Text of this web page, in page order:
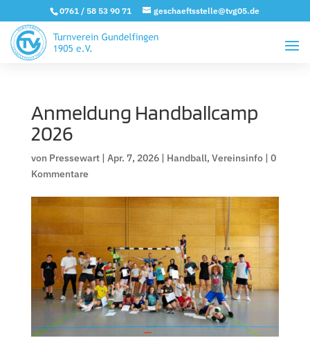
0761 / 58 53 90 71 geschaeftsstelle@tvg05.de
Anmeldung Handballcamp
2026
von Pressewart| Apr. 7, 2026| Handball, Vereinsinfo| 0
Kommentare